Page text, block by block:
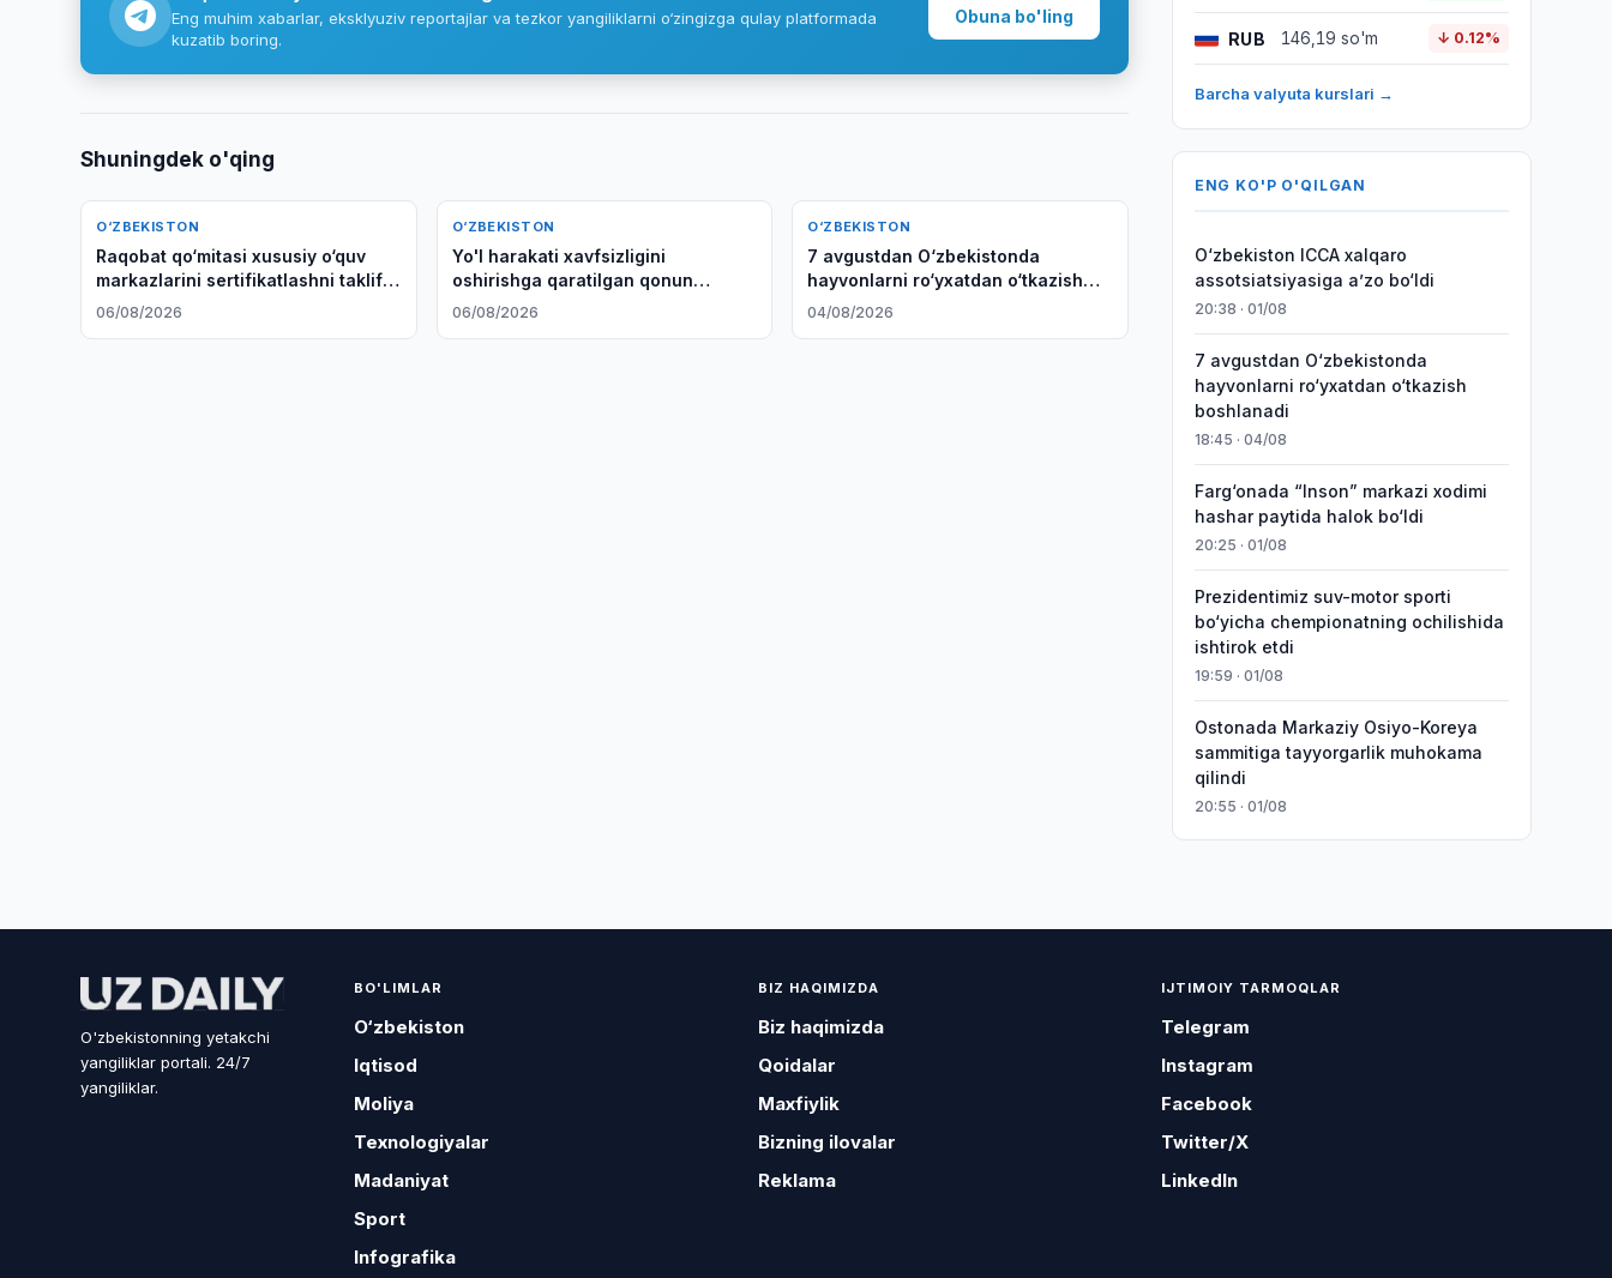
Eng muhim xabarlar, eksklyuziv reportajlar va tezkor yangiliklarni o‘zingizga qulay platformada
kuzatib boring.
Obuna bo'ling
Shuningdek o'qing
O‘ZBEKISTON
Raqobat qo‘mitasi xususiy o‘quv
markazlarini sertifikatlashni taklif
qildi
06/08/2026
O‘ZBEKISTON
Yo'l harakati xavfsizligini
oshirishga qaratilgan qonun
loyihasi Senatga taqdim etildi
06/08/2026
O‘ZBEKISTON
7 avgustdan O‘zbekistonda
hayvonlarni ro‘yxatdan o‘tkazish
boshlanadi
04/08/2026
RUB 146,19 so'm ↓ 0.12%
Barcha valyuta kurslari →
ENG KO'P O'QILGAN
O‘zbekiston ICCA xalqaro
assotsiatsiyasiga aʼzo bo‘ldi
20:38 · 01/08
7 avgustdan O‘zbekistonda
hayvonlarni ro‘yxatdan o‘tkazish
boshlanadi
18:45 · 04/08
Farg‘onada “Inson” markazi xodimi
hashar paytida halok bo‘ldi
20:25 · 01/08
Prezidentimiz suv-motor sporti
bo‘yicha chempionatning ochilishida
ishtirok etdi
19:59 · 01/08
Ostonada Markaziy Osiyo-Koreya
sammitiga tayyorgarlik muhokama
qilindi
20:55 · 01/08
O'zbekistonning yetakchi
yangiliklar portali. 24/7
yangiliklar.
BO'LIMLAR
O‘zbekiston
Iqtisod
Moliya
Texnologiyalar
Madaniyat
Sport
Infografika
BIZ HAQIMIZDA
Biz haqimizda
Qoidalar
Maxfiylik
Bizning ilovalar
Reklama
IJTIMOIY TARMOQLAR
Telegram
Instagram
Facebook
Twitter/X
LinkedIn